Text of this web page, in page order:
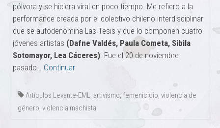
pólvora y se hiciera viral en poco tiempo. Me refiero a la
performance creada por el colectivo chileno interdisciplinar
que se autodenomina Las Tesis y que lo componen cuatro
jóvenes artistas (Dafne Valdés, Paula Cometa, Sibila
Sotomayor, Lea Cáceres). Fue el 20 de noviembre
pasado… Continuar
Artículos Levante-EML, artivismo, femenicidio, violencia de
género, violencia machista